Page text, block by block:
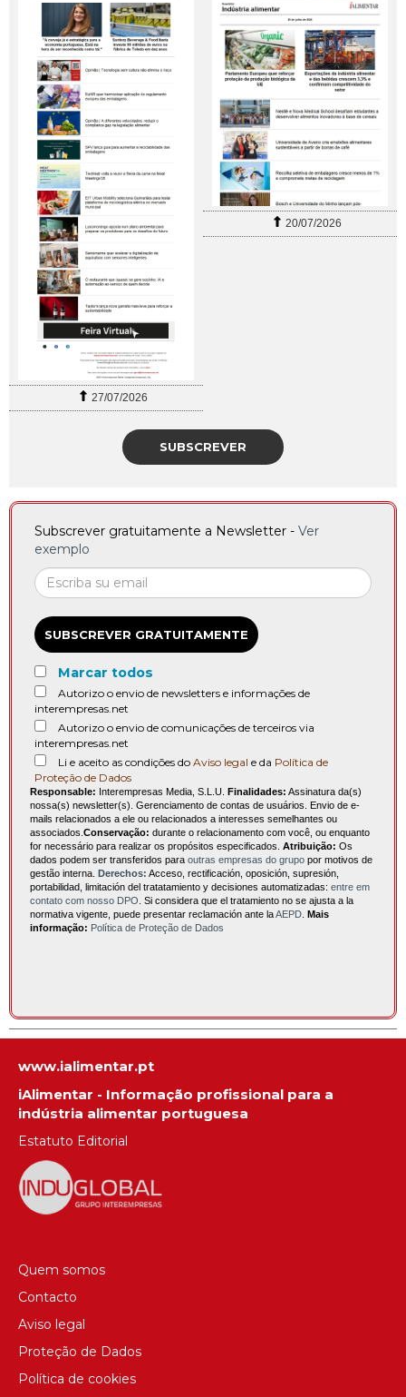
27/07/2026
20/07/2026
SUBSCREVER
Subscrever gratuitamente a Newsletter - Ver
exemplo
SUBSCREVER GRATUITAMENTE
Marcar todos
Autorizo o envio de newsletters e informações de
interempresas.net
Autorizo o envio de comunicações de terceiros via
interempresas.net
Li e aceito as condições do Aviso legal e da Política de
Proteção de Dados
Responsable: Interempresas Media, S.L.U. Finalidades: Assinatura da(s)
nossa(s) newsletter(s). Gerenciamento de contas de usuários. Envio de e-
mails relacionados a ele ou relacionados a interesses semelhantes ou
associados. Conservação: durante o relacionamento com você, ou enquanto
for necessário para realizar os propósitos especificados. Atribuição: Os
dados podem ser transferidos para outras empresas do grupo por motivos de
gestão interna. Derechos: Acceso, rectificación, oposición, supresión,
portabilidad, limitación del tratatamiento y decisiones automatizadas: entre em
contato com nosso DPO . Si considera que el tratamiento no se ajusta a la
normativa vigente, puede presentar reclamación ante laAEPD Mais
informação: Política de Proteção de Dados
www.ialimentar.pt
iAlimentar - Informação profissional para a
indústria alimentar portuguesa
Estatuto Editorial
Quem somos
Contacto
Aviso legal
Proteção de Dados
Política de cookies